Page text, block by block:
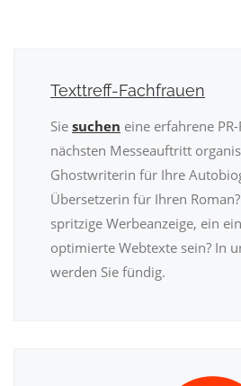
Texttreff-Fachfrauen
Sie suchen eine erfahrene
nächsten Messeauftritt
Ghostwriterin für Ihre
Übersetzerin für Ihren
spritzige Werbeanzeige, ein
optimierte Webtexte sein? In
werden Sie fündig.